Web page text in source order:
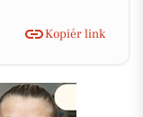
Kopiér link